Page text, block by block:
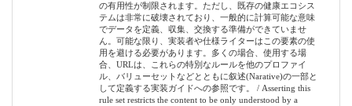
の有用性が制限されます。ただし、既存の健康エコシス
テムは非常に破壊されており、一般的に計算可能な意味
でデータを定義、収集、交換する準備ができていませ
ん。可能な限り、実装者や仕様ライターはこの要素の使
用を避ける必要があります。多くの場合、使用する場
合、URLは、これらの特別なルールを他のプロファイ
ル、バリューセットなどとともに叙述(Narative)の一部と
して定義する実装ガイドへの参照です。 / Asserting this
rule set restricts the content to be only understood by a